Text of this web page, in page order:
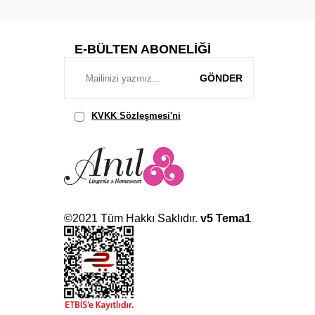
E-BÜLTEN ABONELIĞI
GÖNDER
KVKK Sözleşmesi'ni
©2021 Tüm Hakkı Saklıdır. v5 Tema1